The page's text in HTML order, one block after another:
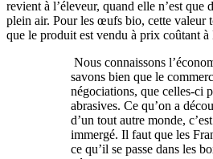
revient à l’éleveur, quand elle n’est que
plein air. Pour les œufs bio, cette valeur
que le produit est vendu à prix coûtant
Nous connaissons
savons bien que le
négociations, que celles-ci
abrasives. Ce qu’on a
d’un tout autre monde,
immergé. Il faut que les
ce qu’il se passe dans les